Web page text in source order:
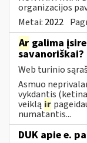
organizacijos
Metai: 2022
Ar galima
savanoriškai?
Web turinio
Asmuo
vykdantis
veiklą ir
numatantis...
DUK apie e.